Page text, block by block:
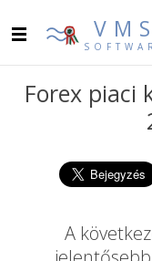
VMS
Forex piaci
A